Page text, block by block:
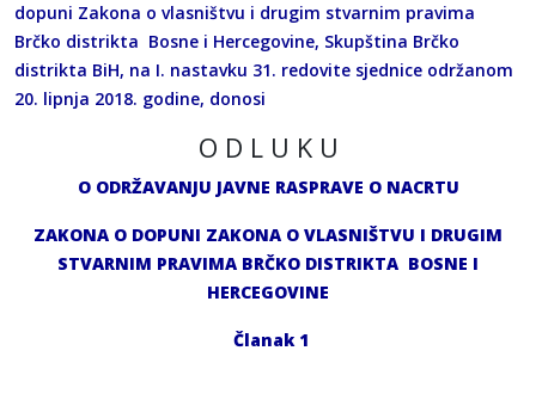
dopuni Zakona o vlasništvu i drugim stvarnim pravima
Brčko distrikta Bosne i Hercegovine, Skupština Brčko
distrikta BiH, na I. nastavku 31. redovite sjednice održanom
20. lipnja 2018. godine, donosi
O D L U K U
O ODRŽAVANJU JAVNE RASPRAVE O NACRTU
ZAKONA O DOPUNI ZAKONA O VLASNIŠTVU I DRUGIM
STVARNIM PRAVIMA BRČKO DISTRIKTA BOSNE I
HERCEGOVINE
Članak 1